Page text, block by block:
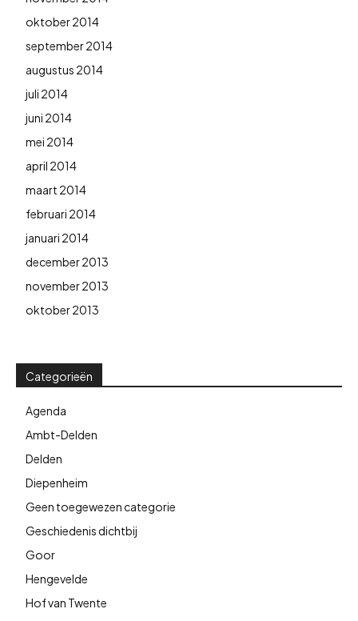
oktober 2014
september 2014
augustus 2014
juli 2014
juni 2014
mei 2014
april 2014
maart 2014
februari 2014
januari 2014
december 2013
november 2013
oktober 2013
Categorieën
Agenda
Ambt-Delden
Delden
Diepenheim
Geen toegewezen categorie
Geschiedenis dichtbij
Goor
Hengevelde
Hof van Twente